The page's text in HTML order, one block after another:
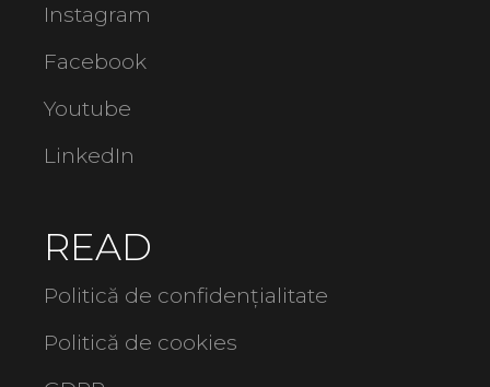
Instagram
Facebook
Youtube
LinkedIn
READ
Politică de confidențialitate
Politică de cookies